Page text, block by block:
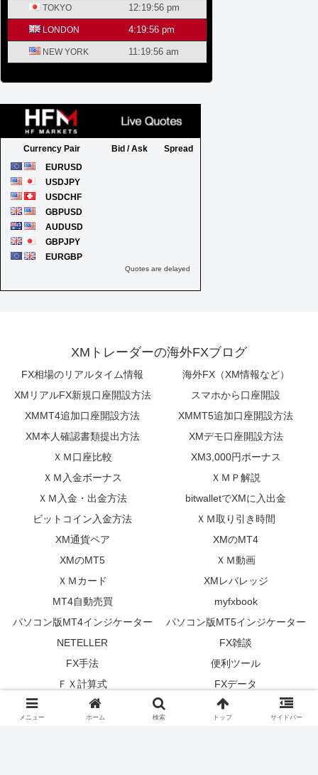
XMトレーダーの海外FXブログ
FX相場のリアルタイム情報
海外FX（XM情報など）
XMリアルFX新規口座開設方法
スマホから口座開設
XMMT4追加口座開設方法
XMMT5追加口座開設方法
XM本人確認書類提出方法
XMデモ口座開設方法
ＸＭ口座比較
XM3,000円ボーナス
ＸＭ入金ボーナス
ＸＭＰ解説
ＸＭ入金・出金方法
bitwalletでXMに入出金
ビットコイン入金方法
ＸＭ取り引き時間
XM通貨ペア
XMのMT4
XMのMT5
ＸＭ動画
ＸＭカード
XMレバレッジ
MT4自動売買
myfxbook
パソコン版MT4インジケーター
パソコン版MT5インジケーター
NETELLER
FX雑談
FX手法
便利ツール
ＦＸ計算式
FXデータ
トレーダー日記
上達するためのFX講座
メニュー ホーム 検索 トップ サイドバー